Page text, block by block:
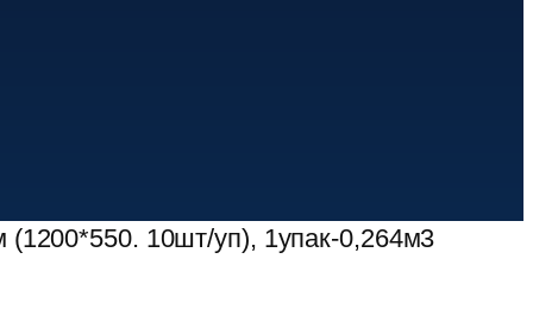
(1200*550. 10шт/уп), 1упак-0,264м3